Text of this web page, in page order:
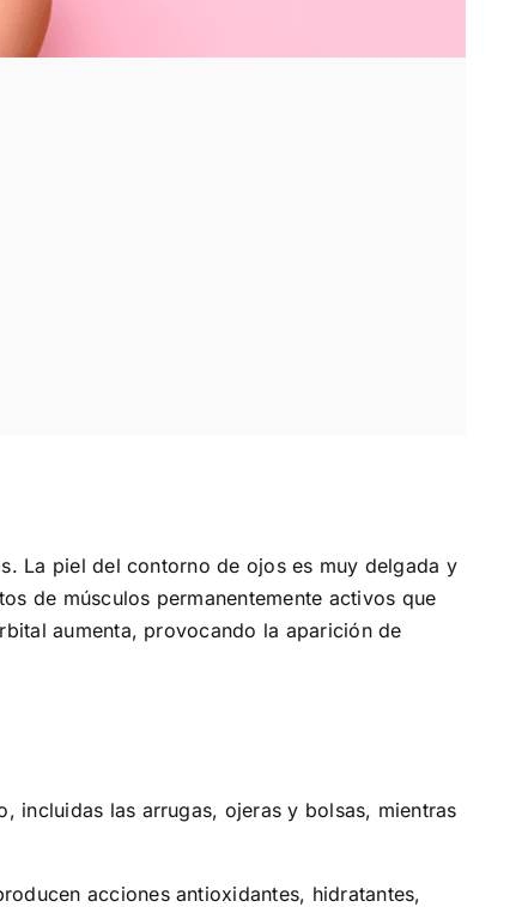
La piel del contorno de ojos es muy delgada y
de músculos permanentemente activos que
aumenta, provocando la aparición de
incluidas las arrugas, ojeras y bolsas, mientras
acciones antioxidantes, hidratantes,